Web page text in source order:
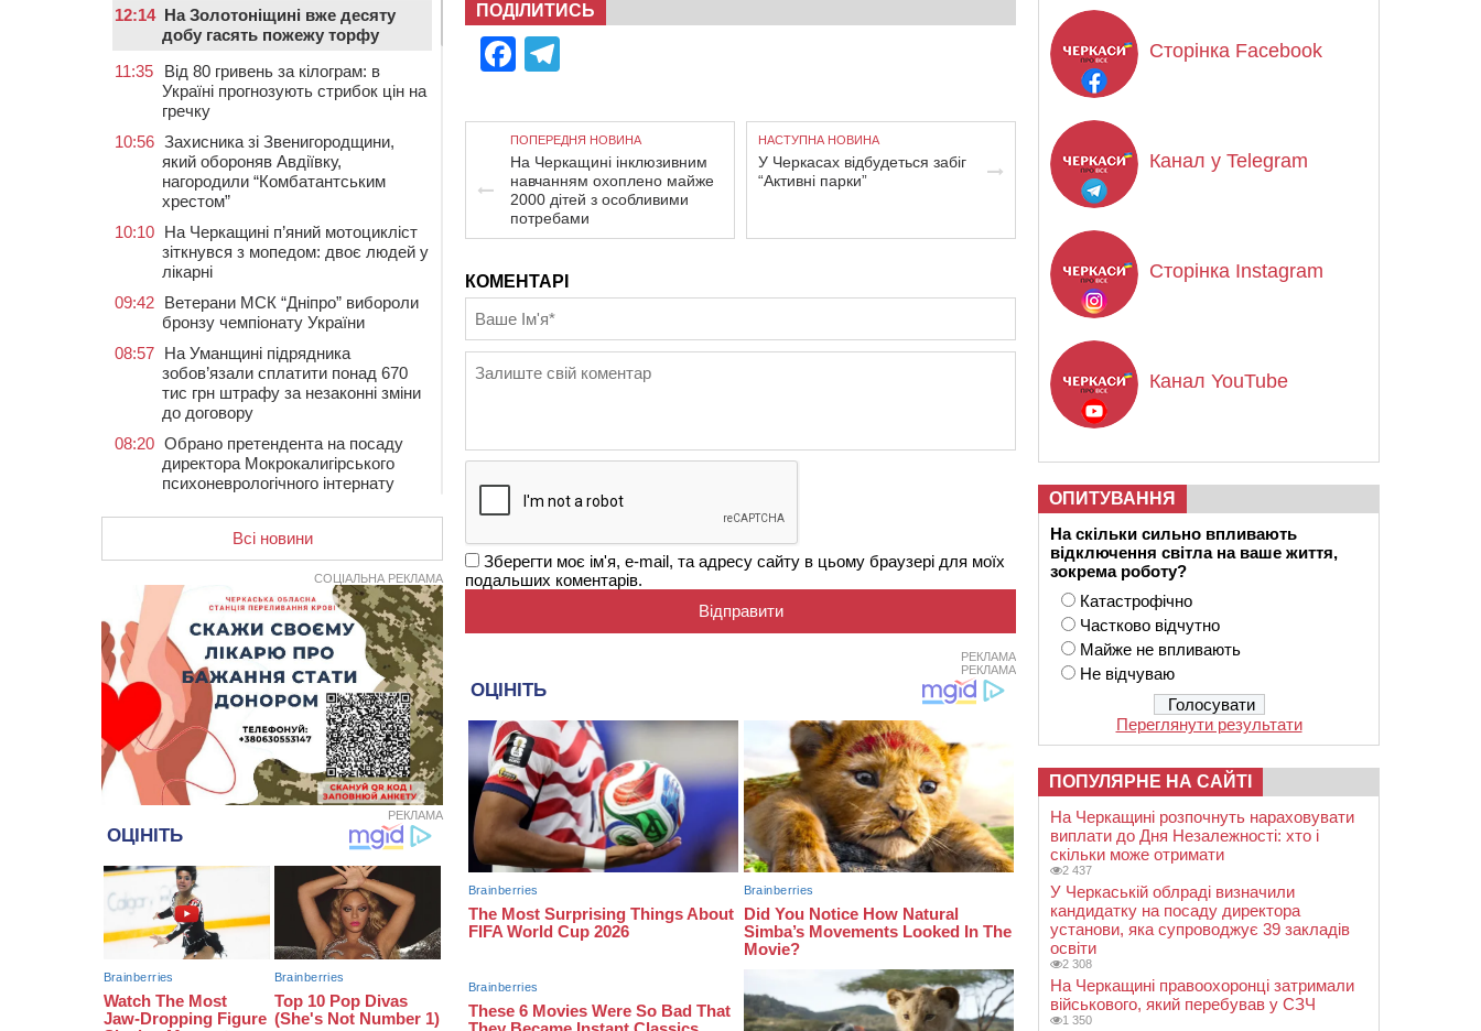
ПОДІЛИТИСЬ
Facebook
ПОПЕРЕДНЯ НОВИНА
На Черкащині інклюзивним
навчанням охоплено майже
2000 дітей з особливими
потребами
НАСТУПНА НОВИНА
У Черкасах відбудеться забіг
“Активні парки”
КОМЕНТАРІ
Зберегти моє ім'я, e-mail, та адресу сайту в цьому браузері для моїх
подальших коментарів.
РЕКЛАМА
РЕКЛАМА
12:14 На Золотоніщині вже десяту
добу гасять пожежу торфу
11:35
Від 80 гривень за кілограм: в
Україні прогнозують стрибок цін на
гречку
10:56 Захисника зі Звенигородщини,
який обороняв Авдіївку,
нагородили “Комбатантським
хрестом”
10:10 На Черкащині п’яний мотоцикліст
зіткнувся з мопедом: двоє людей у
лікарні
09:42 Ветерани МСК “Дніпро” вибороли
бронзу чемпіонату України
08:57 На Уманщині підрядника
зобов’язали сплатити понад 670
тис грн штрафу за незаконні зміни
до договору
08:20 Обрано претендента на посаду
директора Мокрокалигірського
психоневрологічного інтернату
07:23 Уманські міграційники видворили з
країни грузина, який відсидів
05 СЕРПНЯ 2026, СЕРЕДА
20:28
Наступні два дні на Черкащині
прогнозують пік африканського
“пекла”
19:30
Проєкт просторового розвитку
Корсунь-Шевченківської громади
рекомендували до погодження
18:45
У Звенигородці влада заборонила
проводити масові заходи
18:07 Боксерка з Черкащини готується
до чемпіонату Європи серед
молоді
17:30 На Черкащині державі повернуть
понад 2,6 га земель природно-
заповідного фонду
16:55
На Лисянщині проведуть в
останню путь полеглого
внаслідок атаки FPV-дрона
воїна
Всі новини
СОЦІАЛЬНА РЕКЛАМА
РЕКЛАМА
Сторінка Facebook
Канал у Telegram
Сторінка Instagram
Канал YouTube
ОПИТУВАННЯ
На скільки сильно впливають
відключення світла на ваше життя,
зокрема роботу?
Катастрофічно
Частково відчутно
Майже не впливають
Не відчуваю
Переглянути результати
ПОПУЛЯРНЕ НА САЙТІ
На Черкащині розпочнуть нараховувати
виплати до Дня Незалежності: хто і
скільки може отримати
2 437
У Черкаській облраді визначили
кандидатку на посаду директора
установи, яка супроводжує 39 закладів
освіти
2 308
На Черкащині правоохоронці затримали
військового, який перебував у СЗЧ
1 350